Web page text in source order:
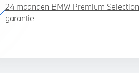
24 maanden BMW Premium Selection
garantie